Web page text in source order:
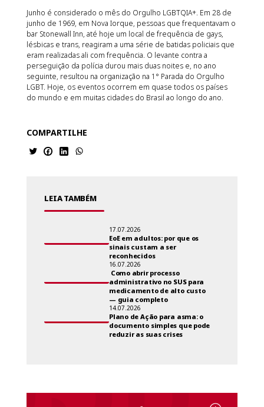
Junho é considerado o mês do Orgulho LGBTQIA+. Em 28 de
junho de 1969, em Nova Iorque, pessoas que frequentavam o
bar Stonewall Inn, até hoje um local de frequência de gays,
lésbicas e trans, reagiram a uma série de batidas policiais que
eram realizadas ali com frequência. O levante contra a
perseguição da polícia durou mais duas noites e, no ano
seguinte, resultou na organização na 1° Parada do Orgulho
LGBT. Hoje, os eventos ocorrem em quase todos os países
do mundo e em muitas cidades do Brasil ao longo do ano.
COMPARTILHE
LEIA TAMBÉM
17.07.2026
EoE em adultos: por que os
sinais custam a ser
reconhecidos
16.07.2026
Como abrir processo
administrativo no SUS para
medicamento de alto custo
— guia completo
14.07.2026
Plano de Ação para asma: o
documento simples que pode
reduzir as suas crises